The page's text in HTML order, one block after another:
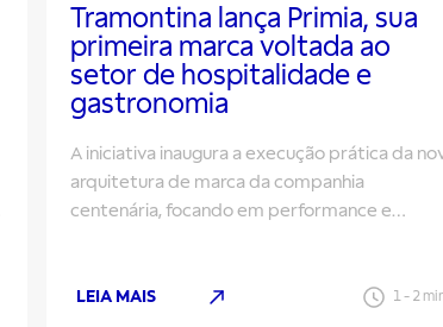
Tramontina lança Primia, sua
primeira marca voltada ao
setor de hospitalidade e
gastronomia
A iniciativa inaugura a execução prática da
arquitetura de marca da companhia
centenária, focando em performance e
LEIA MAIS 1- 2